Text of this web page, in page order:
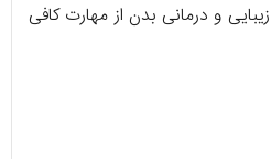
و درمانی بدن از مهارت کافی